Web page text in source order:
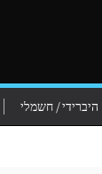
היברידי / חשמלי